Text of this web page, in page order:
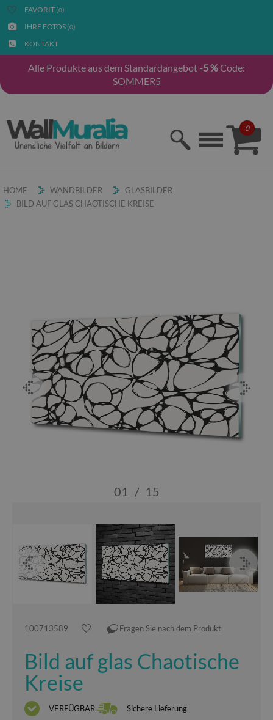
FAVORIT (0)
IHRE FOTOS (0)
KONTAKT
Alle Produkte aus dem Standardangebot -5 %Code:
SOMMER5
0
HOME WANDBILDER
GLASBILDER
BILD AUF GLAS CHAOTISCHE KREISE
01 / 15
100713589 Fragen Sie nach dem Produkt
Bild auf glas Chaotische
Kreise
VERFÜGBAR Sichere Lieferung